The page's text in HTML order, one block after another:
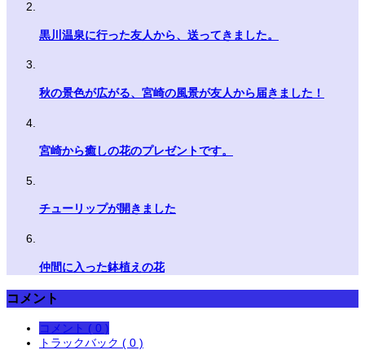
黒川温泉に行った友人から、送ってきました。
秋の景色が広がる、宮崎の風景が友人から届きました！
宮崎から癒しの花のプレゼントです。
チューリップが開きました
仲間に入った鉢植えの花
コメント
コメント ( 0 )
トラックバック ( 0 )